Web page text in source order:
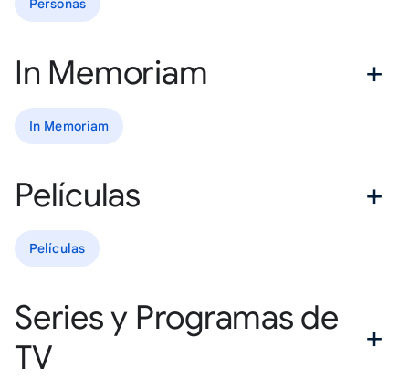
Personas
In Memoriam
In Memoriam
Películas
Películas
Series y Programas de
TV